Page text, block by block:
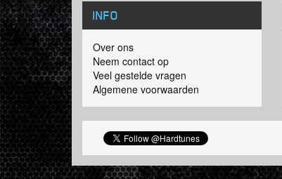
INFO
Over ons
Neem contact op
Veel gestelde vragen
Algemene voorwaarden